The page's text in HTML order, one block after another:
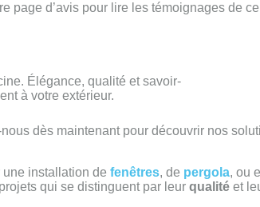
Élégance, qualité et savoir-
à votre extérieur.
d’avis pour lire les témoignages de
dès maintenant pour découvrir nos
une installation de fenêtres, de pergola, ou
qui se distinguent par leur qualité et